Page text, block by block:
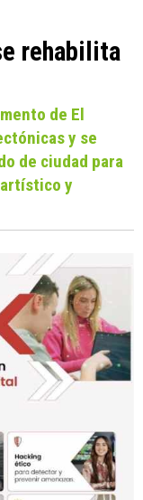
rehabilita
de El
y se
de ciudad para
y